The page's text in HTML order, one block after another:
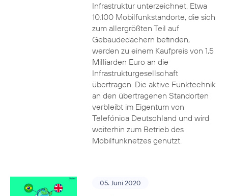
Infrastruktur unterzeichnet. Etwa
10.100 Mobilfunkstandorte, die sich
zum allergrößten Teil auf
Gebäudedächern befinden,
werden zu einem Kaufpreis von 1,5
Milliarden Euro an die
Infrastrukturgesellschaft
übertragen. Die aktive Funktechnik
an den übertragenen Standorten
verbleibt im Eigentum von
Telefónica Deutschland und wird
weiterhin zum Betrieb des
Mobilfunknetzes genutzt.
05. Juni 2020